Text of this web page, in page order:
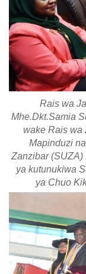
Rais wa
Mhe.Dkt.Samia
wake Rais wa
Mapinduzi
Zanzibar (SUZA)
ya kutunukiwa
ya Chuo